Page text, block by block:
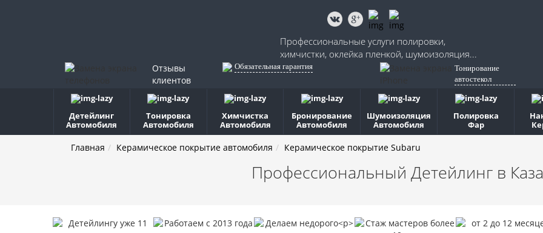
Профессиональные услуги полировки,
химчистки, оклейка пленкой, шумоизоляция...
Отзывы
клиентов
Обязательная гарантия
Тонирование
автостекол
Детейлинг
Автомобиля
Тонировка
Автомобиля
Химчистка
Автомобиля
Бронирование
Автомобиля
Шумоизоляция
Автомобиля
Полировка
Фар
Главная Керамическое покрытие автомобиля Керамическое покрытие Subaru
Профессиональный Детейлинг в